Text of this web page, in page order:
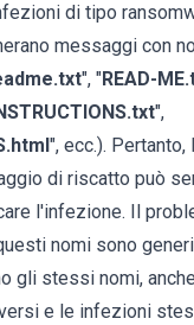
di tipo
messaggi con
", "READ-
",
", ecc.).
di riscatto può
l'infezione. Il
nomi sono
gli stessi nomi,
e le infezioni